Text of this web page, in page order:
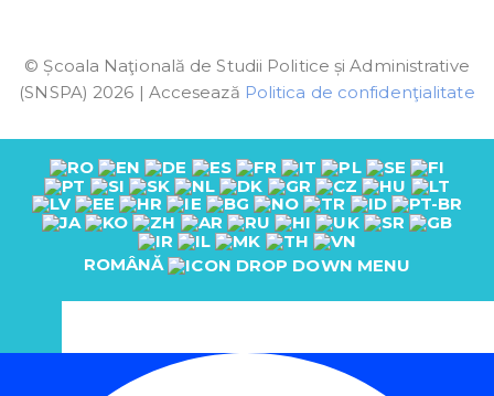
© Școala Naţională de Studii Politice și Administrative
(SNSPA) 2026 | Accesează Politica de confidenţialitate
ROMÂNĂ